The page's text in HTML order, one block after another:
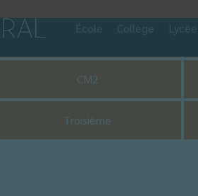
CM2
Troisième